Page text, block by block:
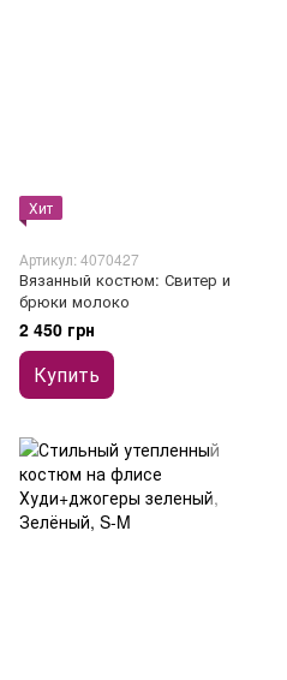
Хит
Артикул: 4070427
Вязанный костюм: Свитер и
брюки молоко
2 450 грн
Купить